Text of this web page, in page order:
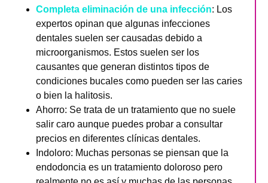
Completa eliminación de una infección: Los
expertos opinan que algunas infecciones
dentales suelen ser causadas debido a
microorganismos. Estos suelen ser los
causantes que generan distintos tipos de
condiciones bucales como pueden ser las caries
o bien la halitosis.
Ahorro: Se trata de un tratamiento que no suele
salir caro aunque puedes probar a consultar
precios en diferentes clínicas dentales.
Indoloro: Muchas personas se piensan que la
endodoncia es un tratamiento doloroso pero